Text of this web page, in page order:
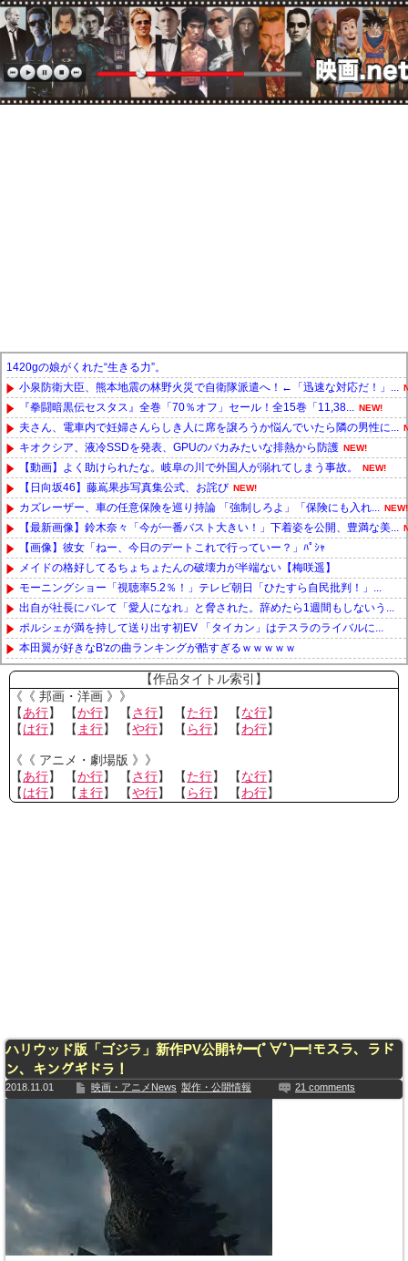
1420gの娘がくれた“生きる力”。
小泉防衛大臣、熊本地震の林野火災で自衛隊派遣へ！←「迅速な対応だ！」...
『拳闘暗黒伝セスタス』全巻「70％オフ」セール！全15巻「11,38... NEW!
夫さん、電車内で妊婦さんらしき人に席を譲ろうか悩んでいたら隣の男性に...
キオクシア、液冷SSDを発表、GPUのバカみたいな排熱から防護 NEW!
【動画】よく助けられたな。岐阜の川で外国人が溺れてしまう事故。 NEW!
【日向坂46】藤嶌果歩写真集公式、お詫び NEW!
カズレーザー、車の任意保険を巡り持論 「強制しろよ」「保険にも入れ... NEW!
【最新画像】鈴木奈々「今が一番バスト大きい！」下着姿を公開、豊満な美...
【画像】彼女「ねー、今日のデートこれで行っていー？」ﾊﾟｼｬ
メイドの格好してるちょちょたんの破壊力が半端ない【梅咲遥】
モーニングショー「視聴率5.2％！」テレビ朝日「ひたすら自民批判！」...
出自が社長にバレて「愛人になれ」と脅された。辞めたら1週間もしないう...
ポルシェが満を持して送り出す初EV 「タイカン」はテスラのライバルに...
本田翼が好きなB'zの曲ランキングが酷すぎるｗｗｗｗｗ
Powered by livedoor 相互RSS
【作品タイトル索引】
《《 邦画・洋画 》》
【あ行】 【か行】 【さ行】 【た行】 【な行】
【は行】 【 ま行】 【や行】 【 ら行】 【わ行】
《《 アニメ・劇場版 》》
【あ行】 【か行】 【さ行】 【た行】 【な行】
【は行】 【 ま行】 【や行】 【 ら行】 【わ行】
ハリウッド版「ゴジラ」新作PV公開ｷﾀ━(ﾟ∀ﾟ)━!モスラ、ラド
ン、キングギドラ！
2018.11.01 映画・アニメNews 製作・公開情報 21 comments